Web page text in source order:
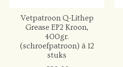
Vetpatroon Q-Lithep
Grease EP2 Kroon,
400gr.
(schroefpatroon) á 12
stuks